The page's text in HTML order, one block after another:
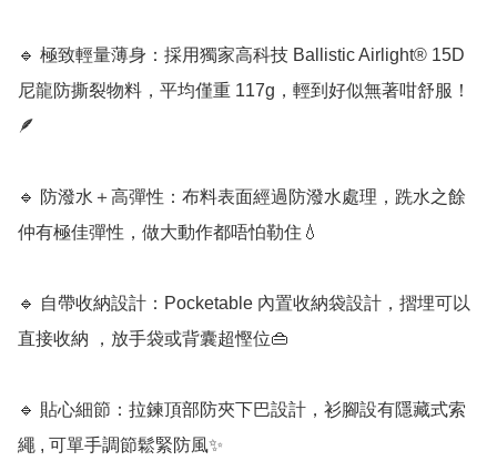
🔹 極致輕量薄身：採用獨家高科技 Ballistic Airlight® 15D
尼龍防撕裂物料，平均僅重 117g，輕到好似無著咁舒服！
🪶
🔹 防潑水＋高彈性：布料表面經過防潑水處理，跣水之餘
仲有極佳彈性，做大動作都唔怕勒住💧
🔹 自帶收納設計：Pocketable 內置收納袋設計，摺埋可以
直接收納 ，放手袋或背囊超慳位👜
🔹 貼心細節：拉鍊頂部防夾下巴設計，衫腳設有隱藏式索
繩 , 可單手調節鬆緊防風✨